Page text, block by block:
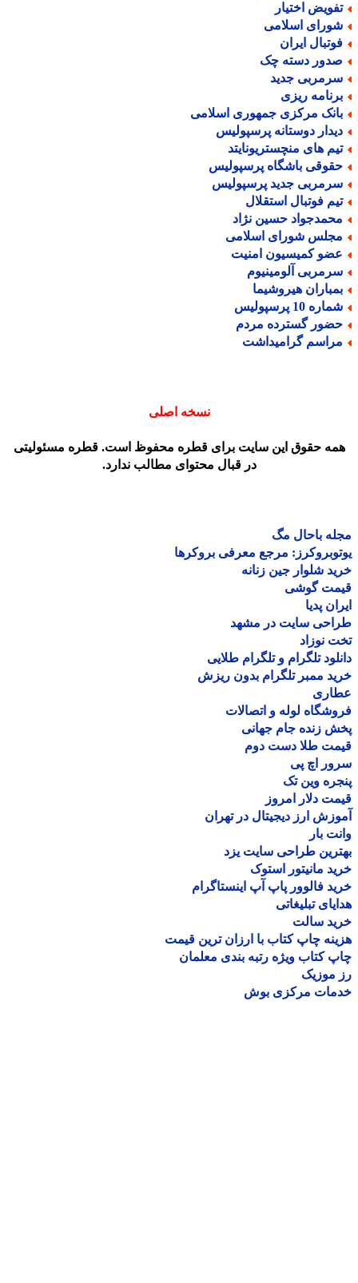
اختیار
اسلامی
ایران
دسته چک
جدید
ریزی
مرکزی جمهوری اسلامی
دوستانه پرسپولیس
های منچستریونایتد
باشگاه پرسپولیس
جدید پرسپولیس
فوتبال استقلال
حسین نژاد
شورای اسلامی
کمیسیون امنیت
آلومینیوم
هیروشیما
10 پرسپولیس
گسترده مردم
گرامیداشت
نسخه اصلی
حقوق این سایت برای قطره محفوظ است. قطره مسئولیتی
در قبال محتوای مطالب ندارد.
باحال مگ
مرجع معرفی بروکرها
شلوار جین زنانه
گوشی
پدیا
سایت در مشهد
نوزاد
تلگرام و تلگرام طلایی
ممبر تلگرام بدون ریزش
لوله و اتصالات
زنده جام جهانی
طلا دست دوم
اچ پی
وین تک
دلار امروز
ارز دیجیتال در تهران
بار
طراحی سایت یزد
مانیتور استوک
فالوور پاپ آپ اینستاگرام
تبلیغاتی
سالت
چاپ کتاب با ارزان ترین قیمت
کتاب ویژه رتبه بندی معلمان
موزیک
مرکزی بوش